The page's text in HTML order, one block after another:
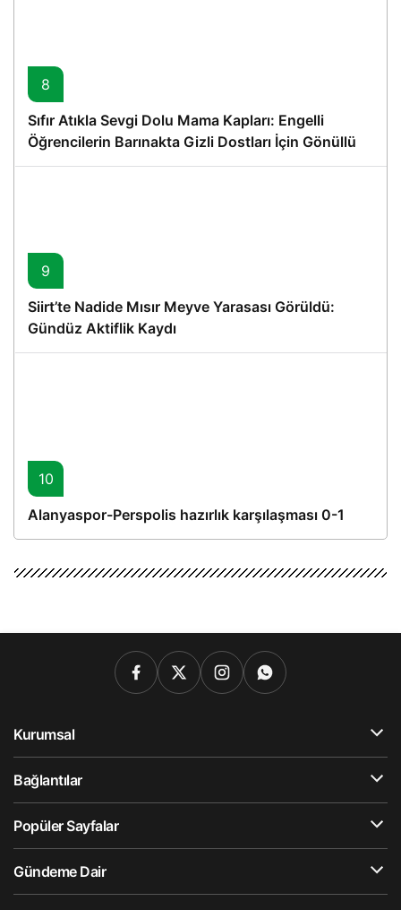
8
Sıfır Atıkla Sevgi Dolu Mama Kapları: Engelli
Öğrencilerin Barınakta Gizli Dostları İçin Gönüllü
Proje
9
Siirt’te Nadide Mısır Meyve Yarasası Görüldü:
Gündüz Aktiflik Kaydı
10
Alanyaspor-Perspolis hazırlık karşılaşması 0-1
Kurumsal
Bağlantılar
Popüler Sayfalar
Gündeme Dair